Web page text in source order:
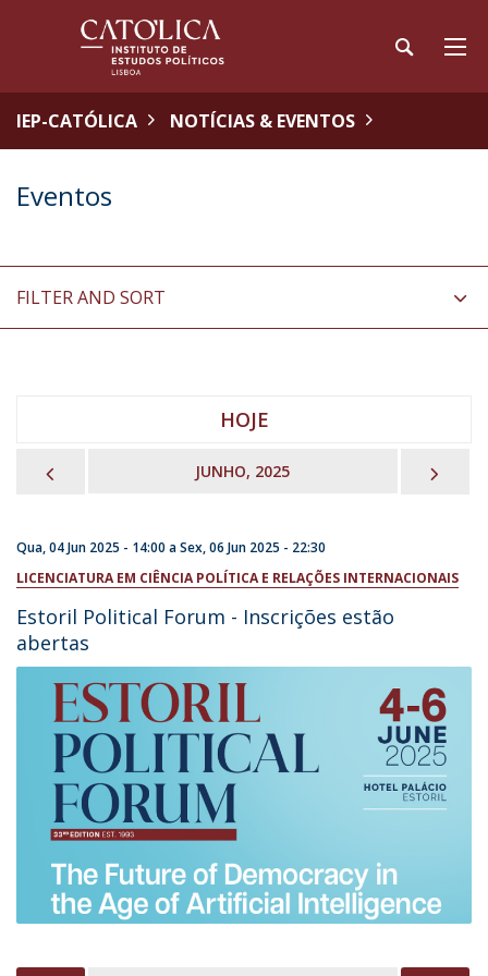
IEP-CATÓLICA NOTÍCIAS & EVENTOS
Eventos
FILTER AND SORT
HOJE
JUNHO, 2025
Qua, 04 Jun 2025 - 14:00 aSex, 06 Jun 2025 - 22:30
LICENCIATURA EM CIÊNCIA POLÍTICA E RELAÇÕES INTERNACIONAIS
Estoril Political Forum - Inscrições estão
abertas